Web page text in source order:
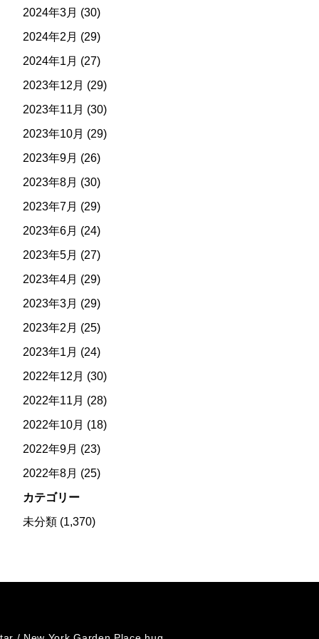
2024年3月 (30)
2024年2月 (29)
2024年1月 (27)
2023年12月 (29)
2023年11月 (30)
2023年10月 (29)
2023年9月 (26)
2023年8月 (30)
2023年7月 (29)
2023年6月 (24)
2023年5月 (27)
2023年4月 (29)
2023年3月 (29)
2023年2月 (25)
2023年1月 (24)
2022年12月 (30)
2022年11月 (28)
2022年10月 (18)
2022年9月 (23)
2022年8月 (25)
カテゴリー
未分類(1,370)